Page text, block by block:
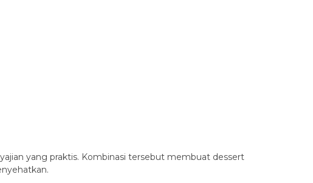
yang praktis. Kombinasi tersebut membuat dessert